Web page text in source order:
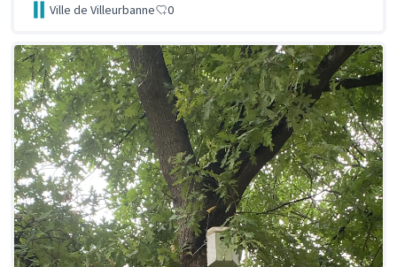
Ville de Villeurbanne 0